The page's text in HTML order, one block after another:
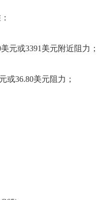
或3391美元附近阻力；
36.80美元阻力；